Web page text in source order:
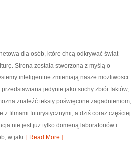
dla osób, które chcą odkrywać świat
Strona została stworzona z myślą o
inteligentne zmieniają nasze możliwości.
jedynie jako suchy zbiór faktów,
znaleźć teksty poświęcone zagadnieniom,
z filmami futurystycznymi, a dziś coraz częściej
nie jest już tylko domeną laboratoriów i
w jaki [ Read More ]